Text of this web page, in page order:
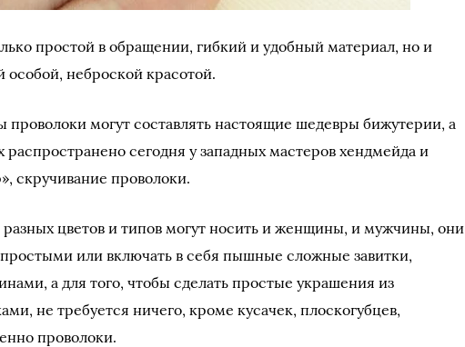
простой в обращении, гибкий и удобный материал, но и
неброской красотой.
проволоки могут составлять настоящие шедевры бижутерии, а
распространено сегодня у западных мастеров хендмейда и
скручивание проволоки.
разных цветов и типов могут носить и женщины, и мужчины, они
или включать в себя пышные сложные завитки,
а для того, чтобы сделать простые украшения из
не требуется ничего, кроме кусачек, плоскогубцев,
проволоки.